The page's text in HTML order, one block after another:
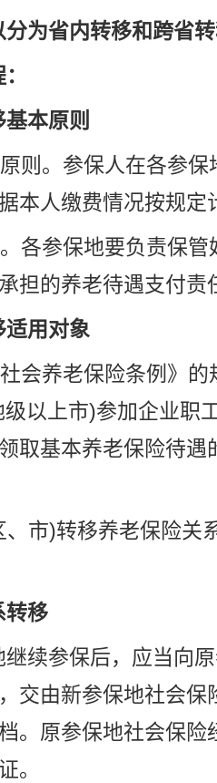
为省内转移和跨省
本原则
则。参保人在各参保
本人缴费情况按规定
各参保地要负责保管
担的养老待遇支付责
适用对象
会养老保险条例》的
以上市)参加企业职
取基本养老保险待遇
市)转移养老保险关
转移
续参保后，应当向
交由新参保地社会保
。原参保地社会保险
。